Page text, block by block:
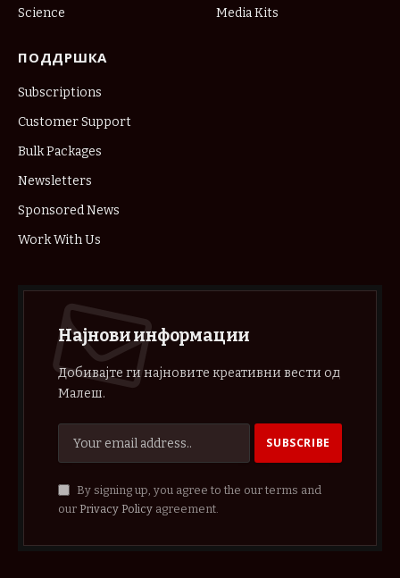
Science
Media Kits
ПОДДРШКА
Subscriptions
Customer Support
Bulk Packages
Newsletters
Sponsored News
Work With Us
Најнови информации
Добивајте ги најновите креативни вести од
Малеш.
By signing up, you agree to the our terms and
our Privacy Policyagreement.